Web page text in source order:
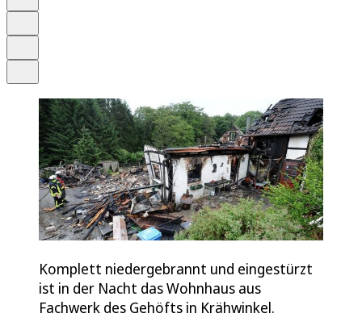
Komplett niedergebrannt und eingestürzt
ist in der Nacht das Wohnhaus aus
Fachwerk des Gehöfts in Krähwinkel.